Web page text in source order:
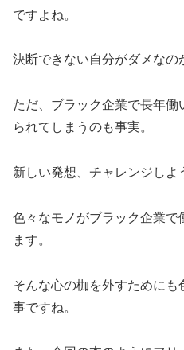
ですよね。
決断できない自分がダメなの
ただ、ブラック企業で長年働
られてしまうのも事実。
新しい発想、チャレンジしよ
色々なモノがブラック企業
ます。
そんな心の枷を外すために
事ですね。